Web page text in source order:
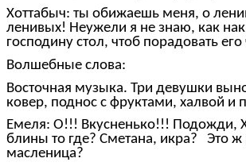
Хоттабыч: ты обижаешь меня, о
ленивых! Неужели я не знаю, как
господину стол, чтоб порадовать его
Волшебные слова:
Восточная музыка. Три девушки
ковер, поднос с фруктами, халвой и
Емеля: О!!! Вкусненько!!! Подожди,
блины то где? Сметана, икра? Это ж
масленица?